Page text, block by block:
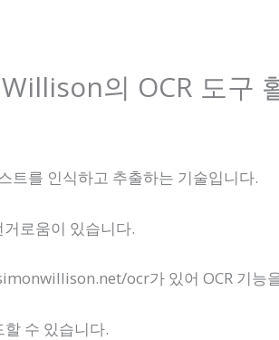
의 OCR 도구
트를 인식하고 추출하는 기술입니다.
로움이 있습니다.
ocr가 있어 OCR 기능
수 있습니다.